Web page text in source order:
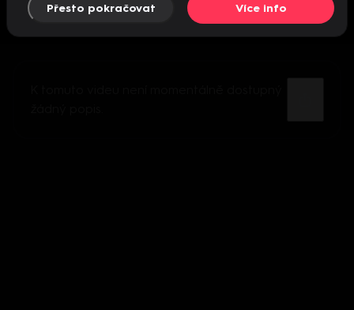
Přesto pokračovat Více info